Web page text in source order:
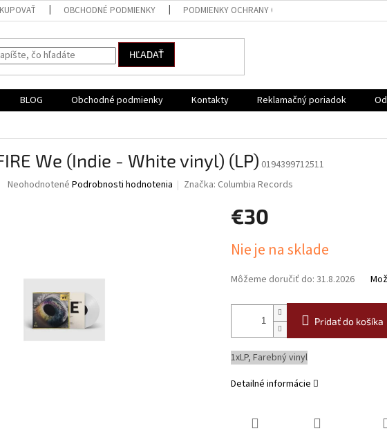
OBCHODNÉ PODMIENKY PODMIENKY OCHRANY OSOBNÝCH ÚDAJOV
HĽADAŤ
BLOG Obchodné podmienky Kontakty Reklamačný poriadok
We (Indie - White vinyl) (LP) 0194399712511
Priemerné
Neohodnotené Podrobnosti hodnotenia Značka: Columbia Records
€30
cena:
Nie je na sklade
Môžeme doručiť do: 31.8.2026
Pridať do košíka
1xLP, Farebný vinyl
Detailné informácie